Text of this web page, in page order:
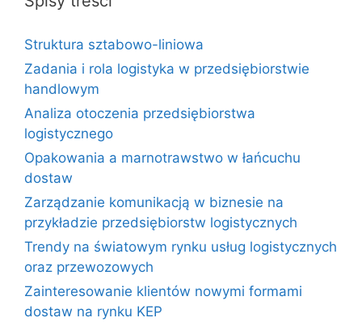
Struktura sztabowo-liniowa
Zadania i rola logistyka w przedsiębiorstwie
handlowym
Analiza otoczenia przedsiębiorstwa
logistycznego
Opakowania a marnotrawstwo w łańcuchu
dostaw
Zarządzanie komunikacją w biznesie na
przykładzie przedsiębiorstw logistycznych
Trendy na światowym rynku usług logistycznych
oraz przewozowych
Zainteresowanie klientów nowymi formami
dostaw na rynku KEP